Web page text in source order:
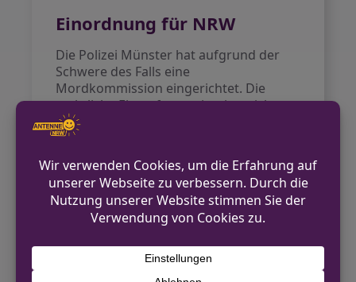
Einordnung für NRW
Die Polizei Münster hat aufgrund der
Schwere des Falls eine
Mordkommission eingerichtet. Die
rechtliche Einstufung orientiert sich am
Tatbestand der gefährlichen
Körperverletzung gemäß § 224
Waffe beziehungsweise gefährliches
Werkzeug gilt. Untersuchungshaft
wurde angeordnet, weil ein dringender
Tatverdacht besteht. Die
weiteren Ermittlungen.